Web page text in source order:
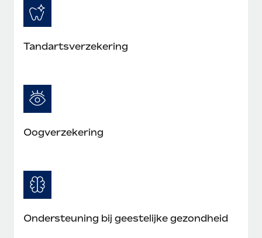
Tandartsverzekering
Oogverzekering
Ondersteuning bij geestelijke gezondheid